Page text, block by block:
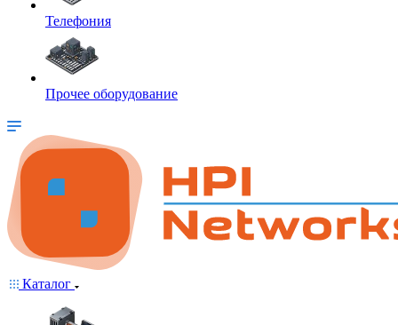
Телефония
Прочее оборудование
Каталог